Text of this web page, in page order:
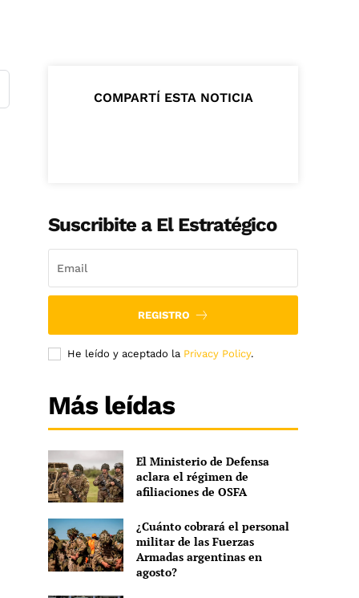
COMPARTÍ ESTA NOTICIA
Suscribite a El Estratégico
REGISTRO
He leído y aceptado la Privacy Policy.
Más leídas
El Ministerio de Defensa
aclara el régimen de
afiliaciones de OSFA
¿Cuánto cobrará el personal
militar de las Fuerzas
Armadas argentinas en
agosto?